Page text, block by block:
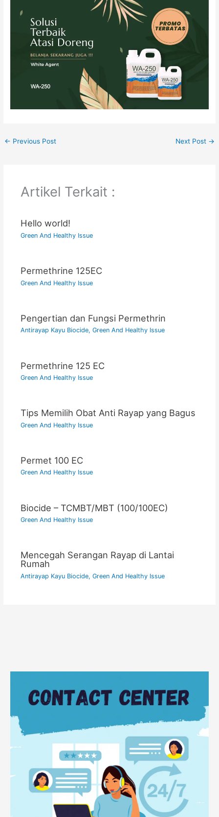
← Previous Post Next Post →
Artikel Terkait :
Hello world!
Green And Healthy Issue
Permethrine 125EC
Green And Healthy Issue
Pengertian dan Fungsi Permethrin
Antirayap Kayu Biocide, Green And Healthy Issue
Permethrine 125 EC
Green And Healthy Issue
Tips Memilih Obat Anti Rayap yang Bagus
Green And Healthy Issue
Permet 100 EC
Green And Healthy Issue
Biocide – TCMBT/MBT (100/100EC)
Green And Healthy Issue
Mencegah Serangan Rayap di Lantai
Rumah
Antirayap Kayu Biocide, Green And Healthy Issue